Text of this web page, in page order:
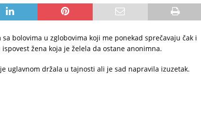
bolovima u zglobovima koji me ponekad sprečavaju čak i
žena koja je želela da ostane anonimna.
uglavnom držala u tajnosti ali je sad napravila izuzetak.